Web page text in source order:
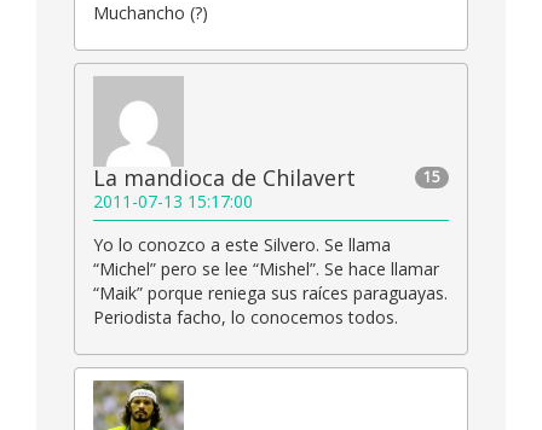
Muchancho (?)
15
La mandioca de Chilavert
2011-07-13 15:17:00
Yo lo conozco a este Silvero. Se llama
“Michel” pero se lee “Mishel”. Se hace llamar
“Maik” porque reniega sus raíces paraguayas.
Periodista facho, lo conocemos todos.